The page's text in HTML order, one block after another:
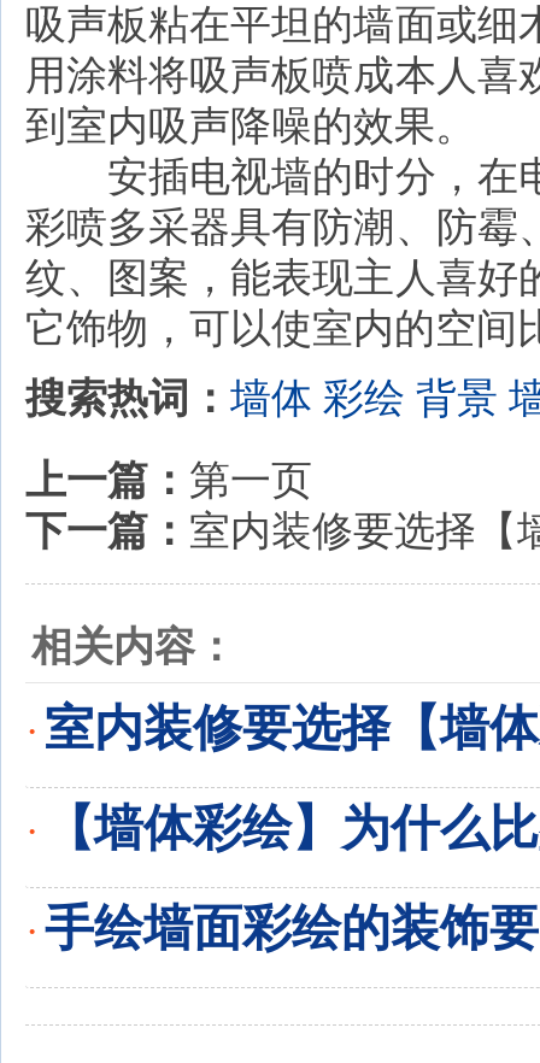
吸声板粘在平坦的墙面或细
用涂料将吸声板喷成本人
到室内吸声降噪的效果。
安插电视墙的时分，在电
彩喷多采器具有防潮、防霉
纹、图案，能表现主人喜好
它饰物，可以使室内的空间
搜索热词： 墙体 彩绘 背景
上一篇： 第一页
下一篇： 室内装修要选择【
相关内容：
· 室内装修要选择【墙
· 【墙体彩绘】为什么
· 手绘墙面彩绘的装饰